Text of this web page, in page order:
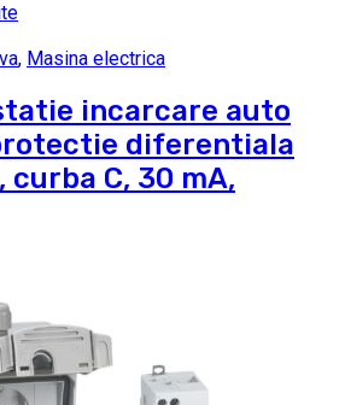
, Masina electrica
incarcare auto
diferentiala
curba C, 30 mA,